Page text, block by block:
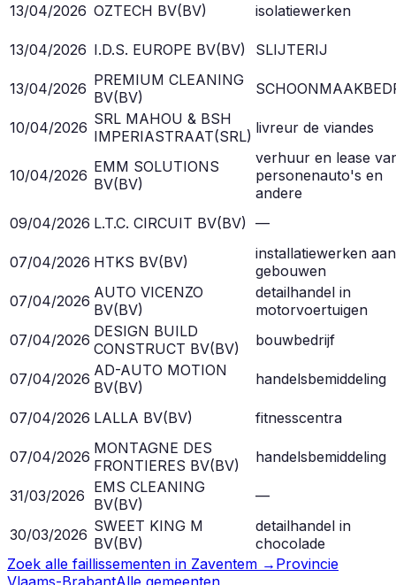
13/04/2026 OZTECH BV(BV) isolatiewerken
13/04/2026 I.D.S. EUROPE BV(BV) SLIJTERIJ
13/04/2026 PREMIUM CLEANING
BV(BV)
10/04/2026 SRL MAHOU & BSH
IMPERIASTRAAT(SRL) livreur de viandes
10/04/2026 EMM SOLUTIONS
BV(BV)
verhuur en lease
personenauto's en
andere
09/04/2026 L.T.C. CIRCUIT BV(BV) —
07/04/2026 HTKS BV(BV)
installatiewerken aan
gebouwen
07/04/2026 AUTO VICENZO
BV(BV)
detailhandel in
motorvoertuigen
07/04/2026 DESIGN BUILD
CONSTRUCT BV(BV) bouwbedrijf
07/04/2026 AD-AUTO MOTION
BV(BV) handelsbemiddeling
07/04/2026 LALLA BV(BV) fitnesscentra
07/04/2026 MONTAGNE DES
FRONTIERES BV(BV) handelsbemiddeling
31/03/2026 EMS CLEANING
BV(BV) —
30/03/2026 SWEET KING M
BV(BV)
detailhandel in
chocolade
Zoek alle faillissementen in Zaventem → Provincie
Vlaams-BrabantAlle gemeenten